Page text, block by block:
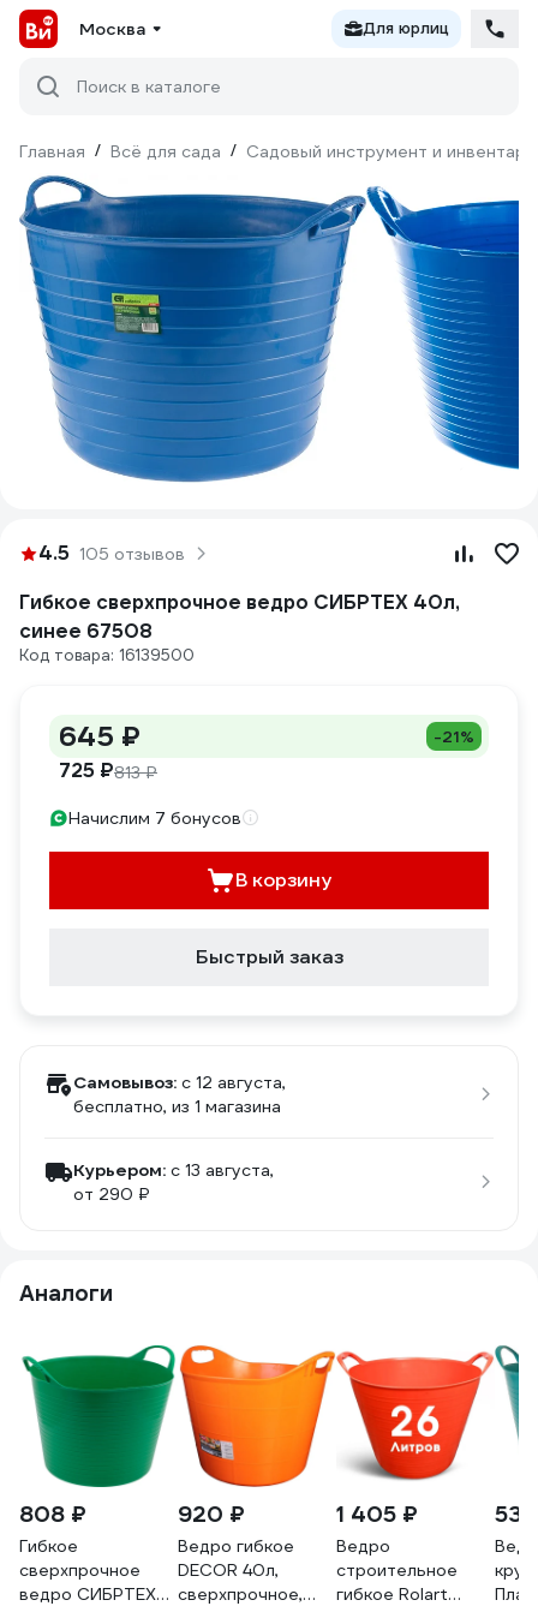
Москва Для юрлиц
Поиск в каталоге
Главная / Всё для сада / Садовый инструмент и инвентарь
4.5 105 отзывов
Гибкое сверхпрочное ведро СИБРТЕХ 40л,
синее 67508
Код товара: 16139500
645 ₽ -21%
725 ₽813 ₽
Начислим 7 бонусов
В корзину
Быстрый заказ
Самовывоз: c 12 августа,
бесплатно, из 1 магазина
Курьером: c 13 августа,
от 290 ₽
Аналоги
808 ₽
Гибкое
сверхпрочное
ведро СИБРТЕХ
920 ₽
Ведро гибкое
DECOR 40л,
сверхпрочное,
1 405 ₽
Ведро
строительное
гибкое Rolart
531